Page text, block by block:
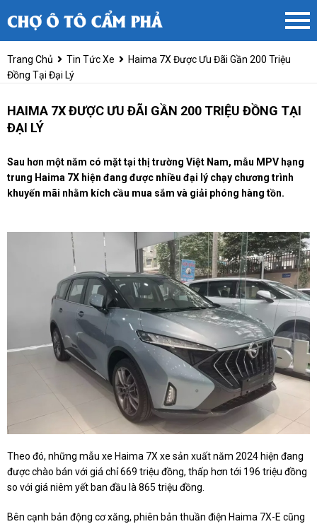
Trang Chủ Tin Tức Xe
Haima 7X Được Ưu Đãi Gần 200 Triệu
Đồng Tại Đại Lý
HAIMA 7X ĐƯỢC ƯU ĐÃI GẦN 200 TRIỆU ĐỒNG TẠI
ĐẠI LÝ
Sau hơn một năm có mặt tại thị trường Việt Nam, mẫu MPV hạng
trung Haima 7X hiện đang được nhiều đại lý chạy chương trình
khuyến mãi nhằm kích cầu mua sắm và giải phóng hàng tồn.
Theo đó, những mẫu xe Haima 7X xe sản xuất năm 2024 hiện đang
được chào bán với giá chỉ 669 triệu đồng, thấp hơn tới 196 triệu đồng
so với giá niêm yết ban đầu là 865 triệu đồng.
Bên cạnh bản động cơ xăng, phiên bản thuần điện Haima 7X-E cũng